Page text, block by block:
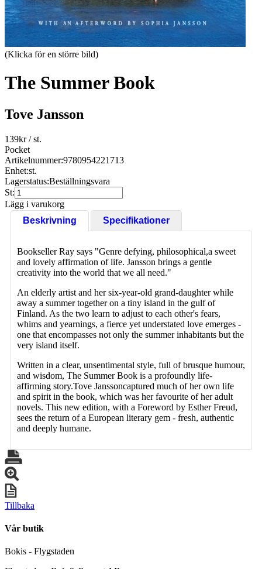
(Klicka för en större bild)
The Summer Book
Tove Jansson
139kr/ st.
Pocket
Artikelnummer:9780954221713
Enhet:st.
Lagerstatus:Beställningsvara
St:
Lägg i varukorg
Beskrivning
Specifikationer
Bookseller Ray says "Genre defying, philosophical,a sweet
and lovely affirmation of life. Jansson brings a gentle
creativity into the world that we all need."
An elderly artist and her six-year-old grand-daughter while
away a summer together on a tiny island in the gulf of
Finland. As the two learn to adjust to each other's fears,
whims and yearnings, a fierce yet understated love emerges -
one that encompasses not only the summer inhabitants but the
very island itself.
Written in a clear, unsentimental style, full of brusque humour,
and wisdom, The Summer Book is a profoundly life-
affirming story.Tove Janssoncaptured much of her own life
and spirit in the book, which was her favourite of her adult
novels. This new edition, with a Foreword by Esther Freud,
sees the return of a European literary gem - fresh, authentic
and deeply humane.
Tillbaka
Vår butik
Bokis - Flygstaden